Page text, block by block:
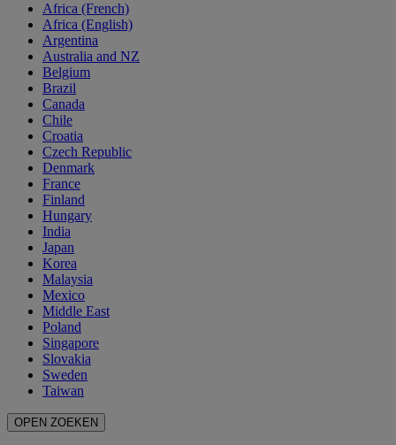
Africa (French)
Africa (English)
Argentina
Australia and NZ
Belgium
Brazil
Canada
Chile
Croatia
Czech Republic
Denmark
France
Finland
Hungary
India
Japan
Korea
Malaysia
Mexico
Middle East
Poland
Singapore
Slovakia
Sweden
Taiwan
OPEN ZOEKEN